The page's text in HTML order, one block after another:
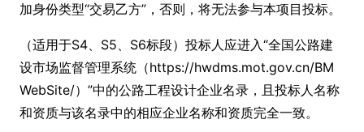
加身份类型“交易乙方”，否则，将无法参与本项目投标。
（适用于S4、S5、S6标段）投标人应进入“全国公路建
设市场监督管理系统（https://hwdms.mot.gov.cn/BM
WebSite/）”中的公路工程设计企业名录，且投标人名称
和资质与该名录中的相应企业名称和资质完全一致。